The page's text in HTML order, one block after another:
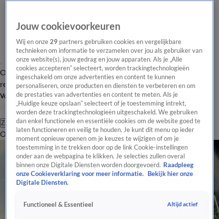
Overzicht Laatste nieuws Regionieuws Het beste van Hart
Tip de
redactie
Volg Hart van Nederland
Zoeken
OverzichtRegioUitzendingenWeerTip de redactiePanelVideo's
Jouw cookievoorkeuren
Wij en onze29 partners gebruiken cookies en vergelijkbare
technieken om informatie te verzamelen over jou als gebruiker van
onze website(s), jouw gedrag en jouw apparaten. Als je „Alle
cookies accepteren” selecteert, worden trackingtechnologieën
ingeschakeld om onze advertenties en content te kunnen
personaliseren, onze producten en diensten te verbeteren en om
de prestaties van advertenties en content te meten. Als je
„Huidige keuze opslaan” selecteert of je toestemming intrekt,
worden deze trackingtechnologieën uitgeschakeld. We gebruiken
dan enkel functionele en essentiële cookies om de website goed te
laten functioneren en veilig te houden. Je kunt dit menu op ieder
moment opnieuw openen om je keuzes te wijzigen of om je
toestemming in te trekken door op de link Cookie-instellingen
onder aan de webpagina te klikken. Je selecties zullen overal
binnen onze Digitale Diensten worden doorgevoerd. Raadpleeg
onze Cookieverklaring voor meer informatie.
Bekijk hier onze
Digitale Diensten.
Functioneel & Essentieel Altijd actief